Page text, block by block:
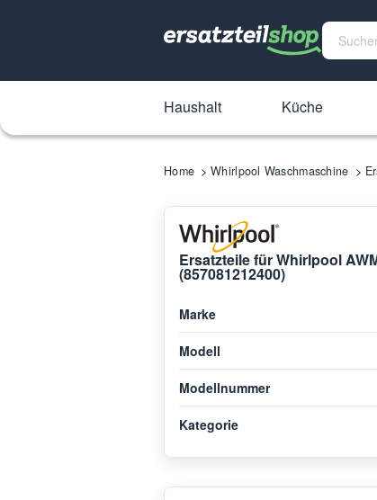
Haushalt Küche
Home Whirlpool Waschmaschine
Ersatzteile für Whirlpool
(857081212400)
Marke
Modell
Modellnummer
Kategorie